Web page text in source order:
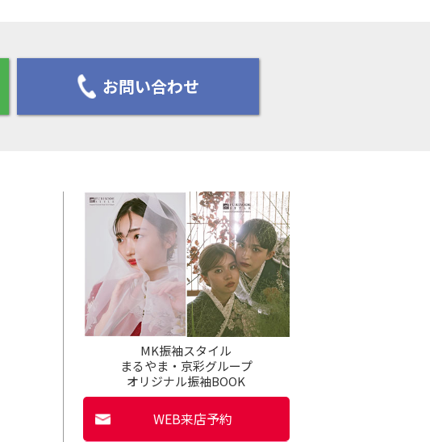
お問い合わせ
MK振袖スタイル
まるやま・京彩グループ
オリジナル振袖BOOK
WEB来店予約